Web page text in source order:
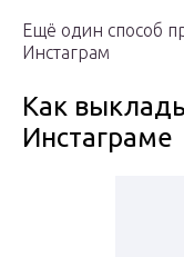
Ещё один способ
Инстаграм
Как
Инстаграме